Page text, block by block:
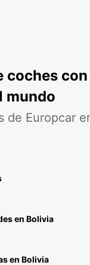
coches
mundo
de Europcar
en Bolivia
en Bolivia